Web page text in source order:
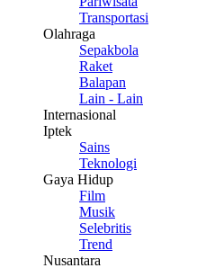
Transportasi
Olahraga
Sepakbola
Raket
Balapan
Lain - Lain
Internasional
Iptek
Sains
Teknologi
Gaya Hidup
Film
Musik
Selebritis
Trend
Nusantara